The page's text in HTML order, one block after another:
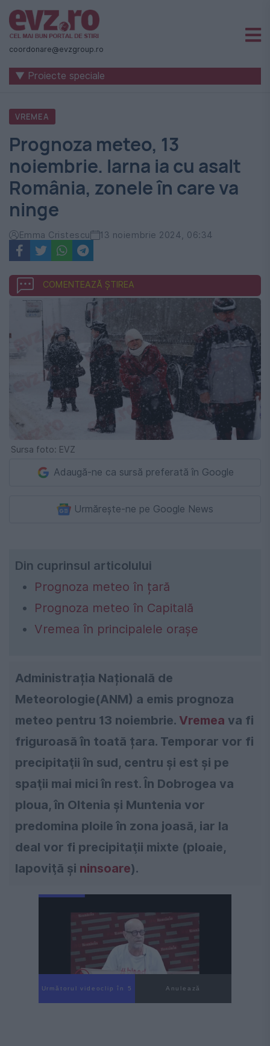
Știri
naționale
internaționale
România
-
Evenimentul
Zilei
coordonare@evzgroup.ro
▼ Proiecte speciale
VREMEA
Prognoza meteo, 13
noiembrie. Iarna ia cu asalt
România, zonele în care va
ninge
Emma Cristescu 13 noiembrie 2024, 06:34
COMENTEAZĂ ȘTIREA
Sursa foto: EVZ
Adaugă-ne ca sursă preferată în Google
Urmărește-ne pe Google News
Din cuprinsul articolului
Prognoza meteo în țară
Prognoza meteo în Capitală
Vremea în principalele orașe
Administrația Națională de
Meteorologie(ANM) a emis prognoza
meteo pentru 13 noiembrie. Vremea va fi
friguroasă în toată țara. Temporar vor fi
precipitaţii în sud, centru şi est şi pe
spaţii mai mici în rest. În Dobrogea va
ploua, în Oltenia şi Muntenia vor
predomina ploile în zona joasă, iar la
deal vor fi precipitaţii mixte (ploaie,
lapoviţă şi ninsoare).
Următorul videoclip în 4 Anulează